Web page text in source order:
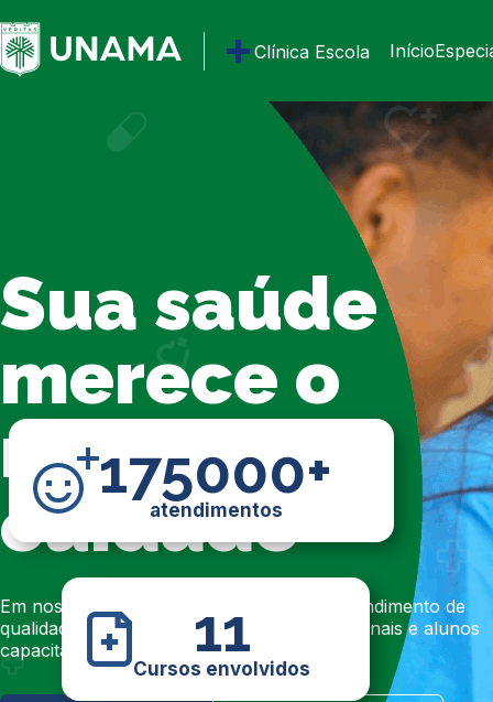
Clínica Escola Início
Sua saúde
merece o
melhor
cuidado
Em nossa clínica escola, você encontra atendimento de
qualidade, infraestrutura completa, profissionais e alunos
capacitados para garantir o seu bem-estar.
175000+
atendimentos
11
Cursos envolvidos